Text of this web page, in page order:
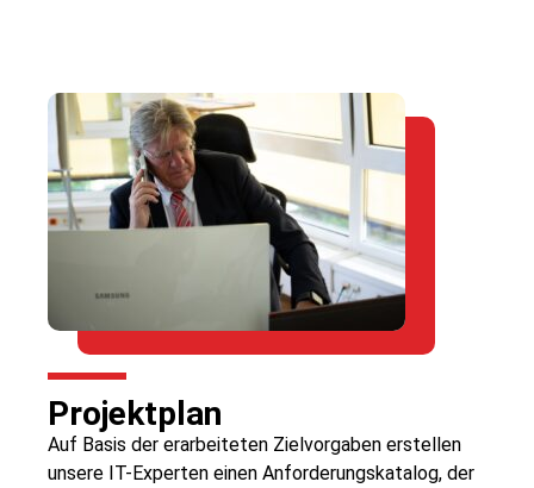
Projektplan
Auf Basis der erarbeiteten Zielvorgaben erstellen
unsere IT-Experten einen Anforderungskatalog, der